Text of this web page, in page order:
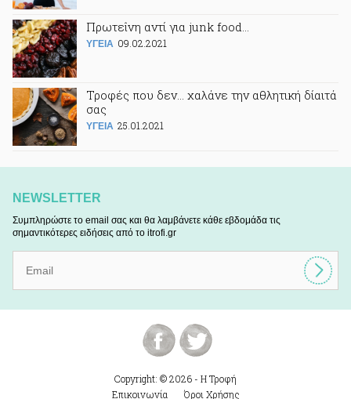
Πρωτεΐνη αντί για junk food…
ΥΓΕΙΑ 09.02.2021
Τροφές που δεν… χαλάνε την αθλητική δίαιτά
σας
ΥΓΕΙΑ 25.01.2021
NEWSLETTER
Συμπληρώστε το email σας και θα λαμβάνετε κάθε εβδομάδα τις
σημαντικότερες ειδήσεις από το itrofi.gr
Copyright: © 2026 - Η Τροφή
Επικοινωνία
Όροι Χρήσης